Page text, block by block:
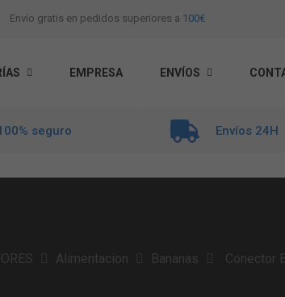
Envío gratis en pedidos superiores a 100€
EMPRESA ENVÍOS
seguro Envíos 24H
Alimentacion Bananas Conector